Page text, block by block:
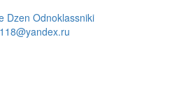
Dzen Odnoklassniki